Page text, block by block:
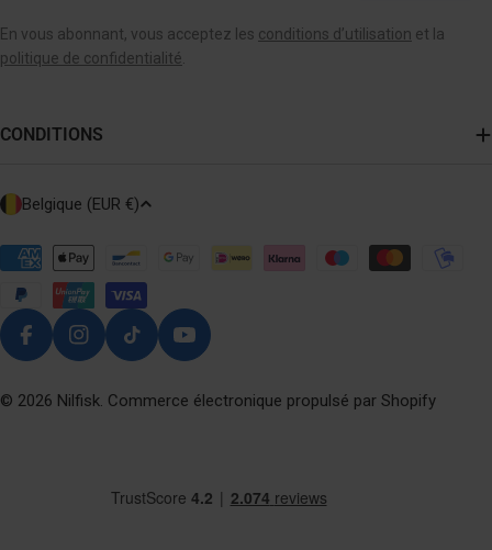
ici
En vous abonnant, vous acceptez les conditions d’utilisation et la
politique de confidentialité
CONDITIONS
P
/
R
G
Belgique (EUR €)
Modes
paiement
FacebookInstagramTikTokYouTube
© 2026 Nilfisk . Commerce électronique propulsé par Shopify